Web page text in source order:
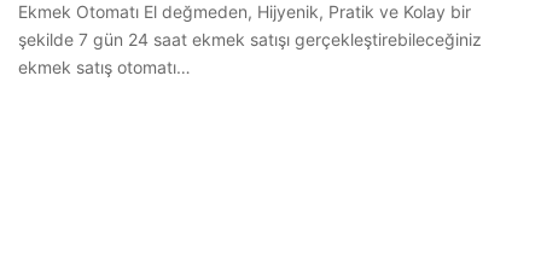
Ekmek Otomatı El değmeden, Hijyenik, Pratik ve Kolay bir
şekilde 7 gün 24 saat ekmek satışı gerçekleştirebileceğiniz
ekmek satış otomatı…